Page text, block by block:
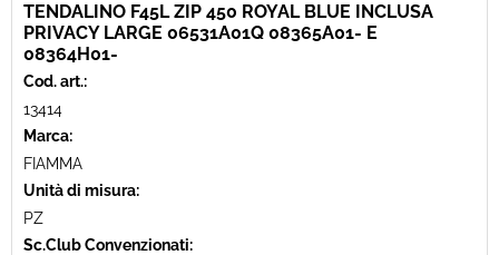
TENDALINO F45L ZIP 450 ROYAL BLUE INCLUSA
PRIVACY LARGE 06531A01Q 08365A01- E
08364H01-
Cod. art.:
13414
Marca:
FIAMMA
Unità di misura:
PZ
Sc.Club Convenzionati: